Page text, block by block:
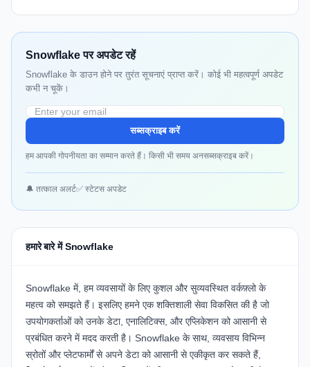
Snowflake पर अपडेट रहें
Snowflake के डाउन होने पर तुरंत सूचनाएं प्राप्त करें। कोई भी महत्वपूर्ण अपडेट
कभी न चूकें।
सब्सक्राइब करें
हम आपकी गोपनीयता का सम्मान करते हैं। किसी भी समय अनसब्सक्राइब करें।
🔔 तत्काल अलर्ट✅ स्टेटस अपडेट
हमारे बारे में Snowflake
Snowflake में, हम व्यवसायों के लिए कुशल और सुव्यवस्थित वर्कफ़्लो के
महत्व को समझते हैं। इसलिए हमने एक शक्तिशाली सेवा विकसित की है जो
उपयोगकर्ताओं को उनके डेटा, एनालिटिक्स, और एप्लिकेशन को आसानी से
प्रबंधित करने में मदद करती है। Snowflake के साथ, व्यवसाय विभिन्न
स्रोतों और प्लेटफार्मों से अपने डेटा को आसानी से एकीकृत कर सकते हैं,